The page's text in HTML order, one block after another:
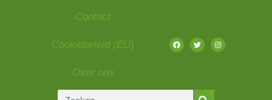
Contact
Cookiebeleid (EU)
Over ons